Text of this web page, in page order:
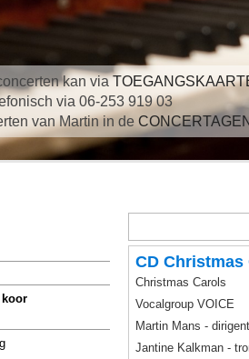
kan via
via 06-253 919 03
van Martin in de
koor
CD Christmas
Christmas Carols
Vocalgroup VOICE
Martin Mans - dirigent
Jantine Kalkman -